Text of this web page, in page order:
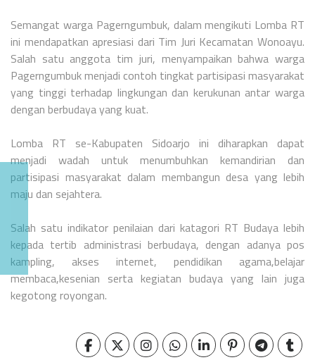
Semangat warga Pagerngumbuk, dalam mengikuti Lomba RT
ini mendapatkan apresiasi dari Tim Juri Kecamatan Wonoayu.
Salah satu anggota tim juri, menyampaikan bahwa warga
Pagerngumbuk menjadi contoh tingkat partisipasi masyarakat
yang tinggi terhadap lingkungan dan kerukunan antar warga
dengan berbudaya yang kuat.
Lomba RT se-Kabupaten Sidoarjo ini diharapkan dapat
menjadi wadah untuk menumbuhkan kemandirian dan
partisipasi masyarakat dalam membangun desa yang lebih
maju dan sejahtera.
Salah satu indikator penilaian dari katagori RT Budaya lebih
kepada tertib administrasi berbudaya, dengan adanya pos
kampling, akses internet, pendidikan agama,belajar
membaca,kesenian serta kegiatan budaya yang lain juga
kegotong royongan.